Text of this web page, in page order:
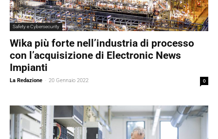
Safety e Cybersecurity
Wika più forte nell’industria di processo
con l’acquisizione di Electronic News
Impianti
La Redazione - 20 Gennaio 2022 0